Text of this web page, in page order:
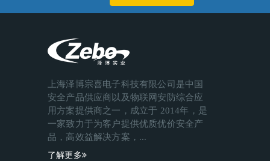
上海泽博宗喜电子科技有限公司是中国
安全产品供应商以及物联网安防综合应
用方案提供商之一，成立于 2014年，是
一家致力于为客户提供优质优价安全产
品，高效益解决方案，...
了解更多